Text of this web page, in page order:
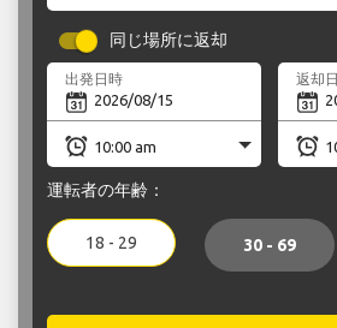
同じ場所に返却
出発日時 返却
運転者の年齢：
18 - 29 30 - 69